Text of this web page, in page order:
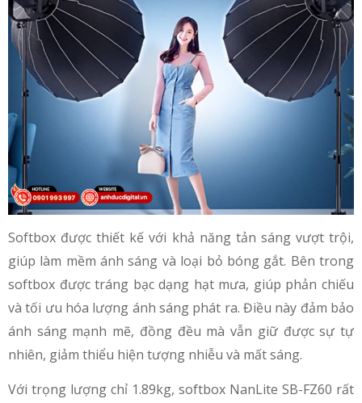
Softbox được thiết kế với khả năng tản sáng vượt trội,
giúp làm mềm ánh sáng và loại bỏ bóng gắt. Bên trong
softbox được tráng bạc dạng hạt mưa, giúp phản chiếu
và tối ưu hóa lượng ánh sáng phát ra. Điều này đảm bảo
ánh sáng mạnh mẽ, đồng đều mà vẫn giữ được sự tự
nhiên, giảm thiểu hiện tượng nhiễu và mất sáng.
Với trọng lượng chỉ 1.89kg, softbox NanLite SB-FZ60 rất